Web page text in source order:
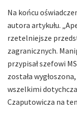
Na końcu
autora artykułu.
rzetelniejsze
zagranicznych.
przypisał szefowi
została
wszelkimi
Czaputowicza na